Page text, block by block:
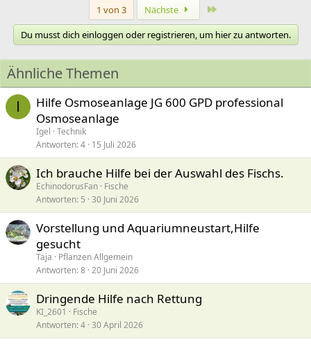
1 von 3 Nächste
Du musst dich einloggen oder registrieren, um hier zu antworten.
Ähnliche Themen
I
Hilfe Osmoseanlage JG 600 GPD professional
Osmoseanlage
Igel Technik
Antworten 4 15 Juli 2026
Ich brauche Hilfe bei der Auswahl des Fischs.
EchinodorusFan Fische
Antworten 5 30 Juni 2026
Vorstellung und Aquariumneustart,Hilfe
gesucht
Taja
Pflanzen Allgemein
Antworten 8 20 Juni 2026
Dringende Hilfe nach Rettung
KI_2601
Fische
Antworten 4 30 April 2026